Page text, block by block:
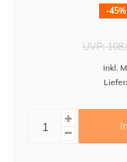
-45%
UVP:
inkl.